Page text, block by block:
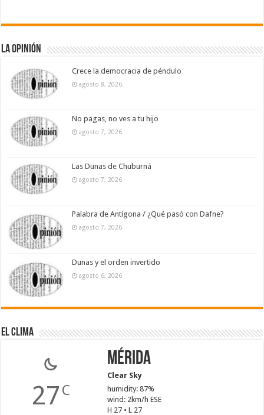
La Opinión
Crece la democracia de péndulo
agosto 8, 2026
No pagas, no ves a tu hijo
agosto 7, 2026
Las Dunas de Chuburná
agosto 7, 2026
Palabra de Antígona / ¿Qué pasó con Dafne?
agosto 7, 2026
Dunas y el orden invertido
agosto 6, 2026
El Clima
27 C
Mérida
Clear Sky
humidity: 87%
wind: 2km/h ESE
H 27 • L 27